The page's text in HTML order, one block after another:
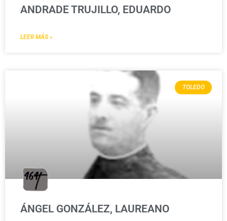
ANDRADE TRUJILLO, EDUARDO
LEER MÁS »
TOLEDO
ÁNGEL GONZÁLEZ, LAUREANO